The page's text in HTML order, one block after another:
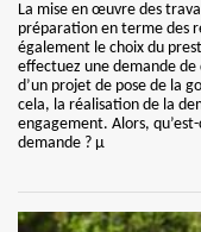
La mise en œuvre des
préparation en terme des
également le choix du
effectuez une demande
d’un projet de pose de la
cela, la réalisation de la
engagement. Alors,
demande ? µ